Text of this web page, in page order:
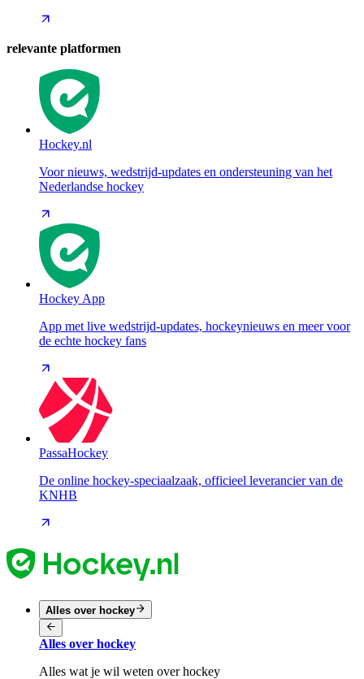
relevante platformen
Hockey.nl
Voor nieuws, wedstrijd-updates en ondersteuning van het
Nederlandse hockey
Hockey App
App met live wedstrijd-updates, hockeynieuws en meer voor
de echte hockey fans
PassaHockey
De online hockey-speciaalzaak, officieel leverancier van de
KNHB
Alles over hockey
Alles over hockey
Alles wat je wil weten over hockey